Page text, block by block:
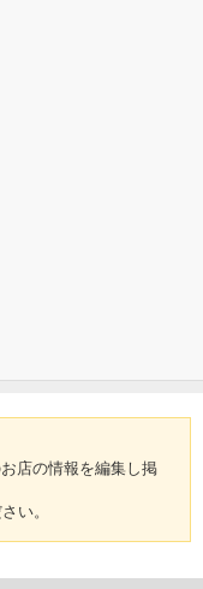
店の情報を編集し掲
い。